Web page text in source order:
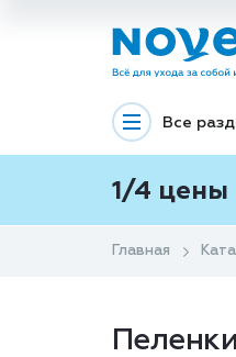
Все
1/4 цены
Главная